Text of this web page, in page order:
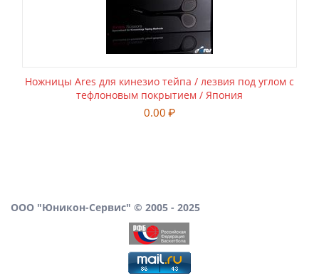
Ножницы Ares для кинезио тейпа / лезвия под углом c
тефлоновым покрытием / Япония
0.00 ₽
ООО "Юникон-Сервис" © 2005 - 2025